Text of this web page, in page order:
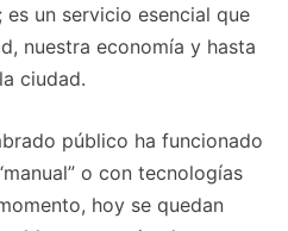
un servicio esencial que
nuestra economía y hasta
ciudad.
público ha funcionado
o con tecnologías
hoy se quedan